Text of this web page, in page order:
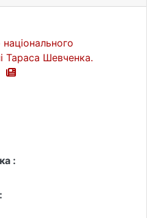
національного
Тараса Шевченка.
: